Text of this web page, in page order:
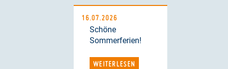
16.07.2026
Schöne
Sommerferien!
WEITERLESEN